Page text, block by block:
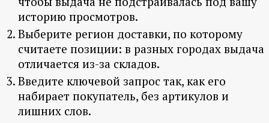
историю просмотров.
Выберите регион доставки, по которому
считаете позиции: в разных городах выдача
отличается из-за складов.
Введите ключевой запрос так, как его
набирает покупатель, без артикулов и
лишних слов.